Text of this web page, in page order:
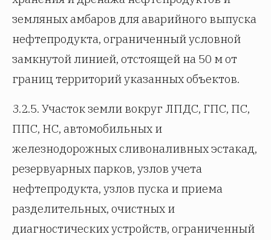
земляных амбаров для аварийного выпуска
нефтепродукта, ограниченный условной
замкнутой линией, отстоящей на 50 м от
границ территорий указанных объектов.
3.2.5. Участок земли вокруг ЛПДС, ГПС, ПС,
ППС, НС, автомобильных и
железнодорожных сливоналивных эстакад,
резервуарных парков, узлов учета
нефтепродукта, узлов пуска и приема
разделительных, очистных и
диагностических устройств, ограниченный